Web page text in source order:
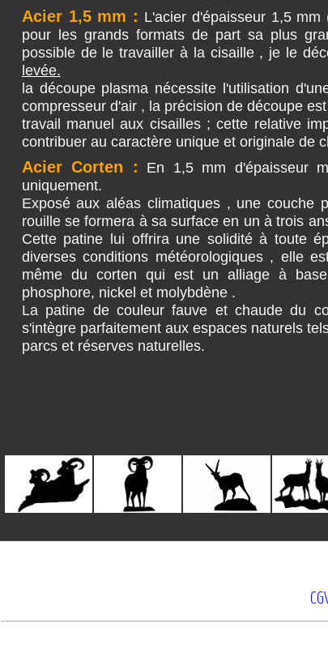
Acier 1,5 mm : L'acier d'épaisseur 1,5
pour les grands formats de part sa plus
possible de le travailler à la cisaille , je le
levée.
la découpe plasma nécessite l'utilisation
compresseur d'air , la précision de découpe
travail manuel aux cisailles ; cette relative
contribuer au caractère unique et originale de
Acier Corten : En 1,5 mm d'épaisseur
uniquement.
Exposé aux aléas climatiques , une couche
rouille se formera à sa surface en un à trois
Cette patine lui offrira une solidité à toute
diverses conditions météorologiques , elle
même du corten qui est un alliage à
phosphore, nickel et molybdène .
La patine de couleur fauve et chaude du
s'intègre parfaitement aux espaces naturels
parcs et réserves naturelles.